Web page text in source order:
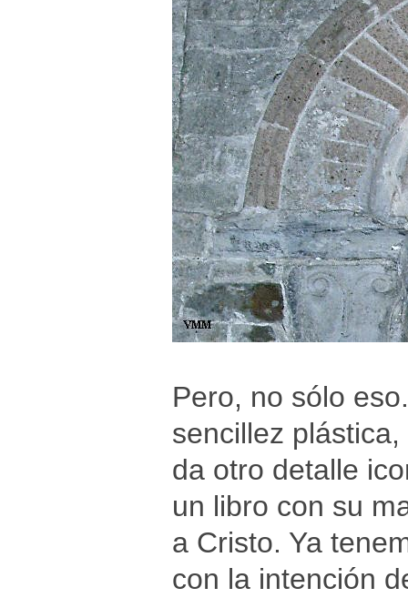
Pero, no sólo
sencillez
da otro detalle
un libro con su
a Cristo. Ya
con la intención